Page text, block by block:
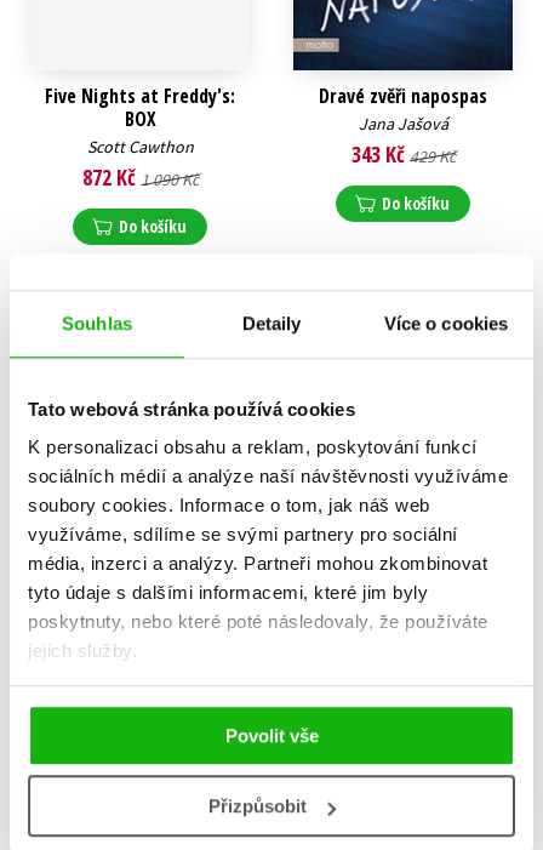
Souhlas Detaily Více o cookies
Tato webová stránka používá cookies
K personalizaci obsahu a reklam, poskytování funkcí
sociálních médií a analýze naší návštěvnosti využíváme
soubory cookies. Informace o tom, jak náš web
využíváme, sdílíme se svými partnery pro sociální
média, inzerci a analýzy. Partneři mohou zkombinovat
tyto údaje s dalšími informacemi, které jim byly
poskytnuty, nebo které poté následovaly, že používáte
jejich služby.
Povolit vše
Přizpůsobit
Five Nights at Freddy's:
BOX
Scott Cawthon
872 Kč 1 090 Kč
Do košíku
Dravé zvěři napospas
Jana Jašová
343 Kč 429 Kč
Do košíku
Půlměsíční město: Rod
plamene a stínu
Sarah J. Maas
559 Kč
Do košíku
Zlodějská přísaha
375 Kč